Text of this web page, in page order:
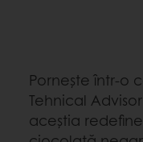
Pornește într-o
Tehnical
aceștia